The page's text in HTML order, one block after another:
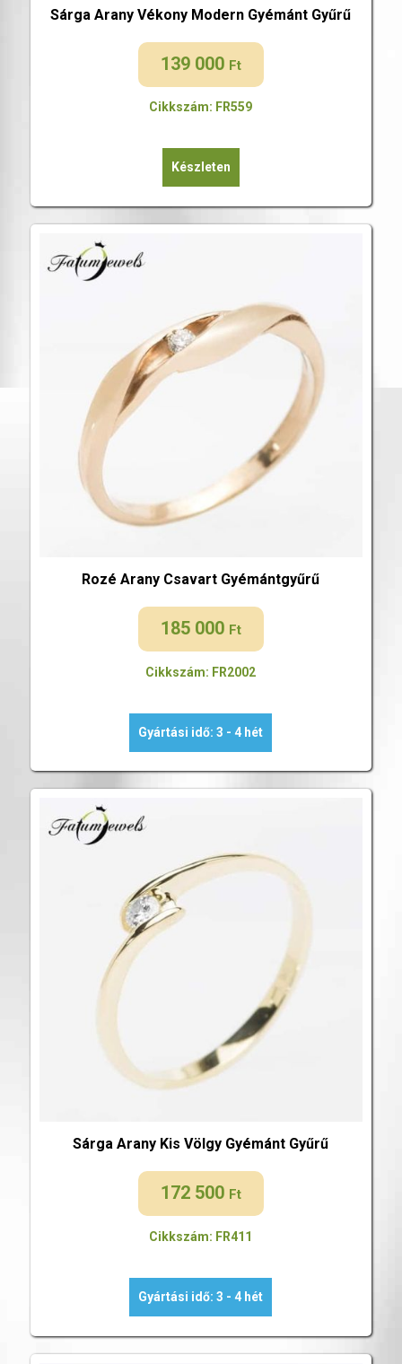
Sárga Arany Vékony Modern Gyémánt Gyűrű
139 000 Ft
Cikkszám: FR559
Készleten
Rozé Arany Csavart Gyémántgyűrű
185 000 Ft
Cikkszám: FR2002
Gyártási idő: 3 - 4 hét
Sárga Arany Kis Völgy Gyémánt Gyűrű
172 500 Ft
Cikkszám: FR411
Gyártási idő: 3 - 4 hét